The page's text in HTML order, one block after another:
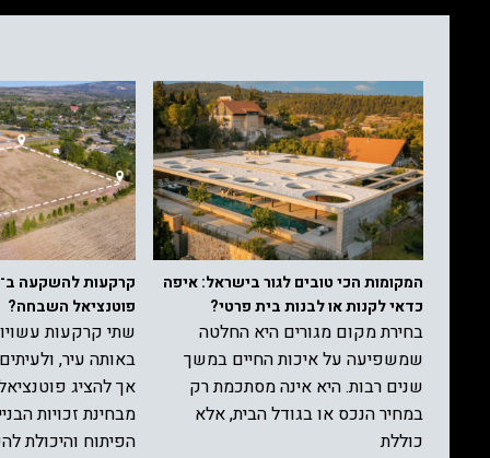
המקומות הכי טובים לגור בישראל: איפה
כדאי לקנות או לבנות בית פרטי?
בחירת מקום מגורים היא החלטה
שמשפיעה על איכות החיים במשך
שנים רבות. היא אינה מסתכמת רק
במחיר הנכס או בגודל הבית, אלא
כוללת
פוטנציאל השבחה?
שתי קרקעות
באותה עיר,
אך להציג
מבחינת זכויות
הפיתוח והיכולת